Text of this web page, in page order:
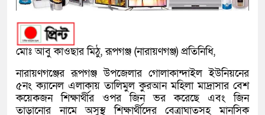
মোঃ আবু কাওছার মিঠু, রূপগঞ্জ (নারায়ণগঞ্জ) প্রতিনিধি,
নারায়ণগঞ্জের রূপগঞ্জ উপজেলার গোলাকান্দাইল ইউনিয়নের
৫নং ক্যানেল এলাকায় তালিমুল কুরআন মহিলা মাদ্রাসার বেশ
কয়েকজন শিক্ষার্থীর ওপর জিন ভর করেছে এবং জিন
তাড়ানোর নামে অসুস্থ শিক্ষার্থীদের বেত্রাঘাতসহ মানসিক